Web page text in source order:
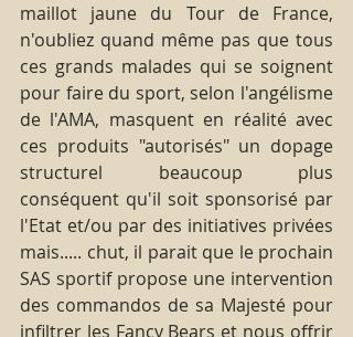
maillot jaune du Tour de France,
n'oubliez quand même pas que tous
ces grands malades qui se soignent
pour faire du sport, selon l'angélisme
de l'AMA, masquent en réalité avec
ces produits "autorisés" un dopage
structurel beaucoup plus
conséquent qu'il soit sponsorisé par
l'Etat et/ou par des initiatives privées
mais..... chut, il parait que le prochain
SAS sportif propose une intervention
des commandos de sa Majesté pour
infiltrer les Fancy Bears et nous offrir